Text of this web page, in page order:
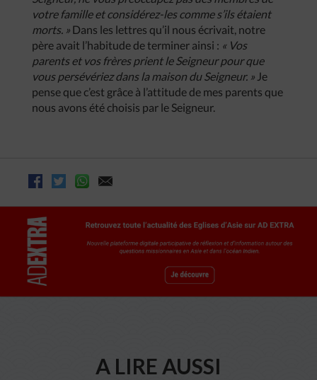
votre famille et considérez-les comme s’ils étaient
morts. » Dans les lettres qu’il nous écrivait, notre
père avait l’habitude de terminer ainsi : « Vos
parents et vos frères prient le Seigneur pour que
vous persévériez dans la maison du Seigneur. » Je
pense que c’est grâce à l’attitude de mes parents que
nous avons été choisis par le Seigneur.
A LIRE AUSSI